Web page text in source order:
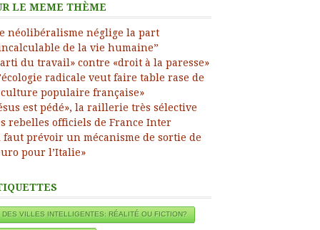
LE MEME THÈME
néolibéralisme néglige la part
de la vie humaine”
du travail» contre «droit à la paresse»
radicale veut faire table rase de
populaire française»
est pédé», la raillerie très sélective
rebelles officiels de France Inter
faut prévoir un mécanisme de sortie de
pour l’Italie»
DES VILLES INTELLIGENTES: RÉALITÉ OU FICTION?